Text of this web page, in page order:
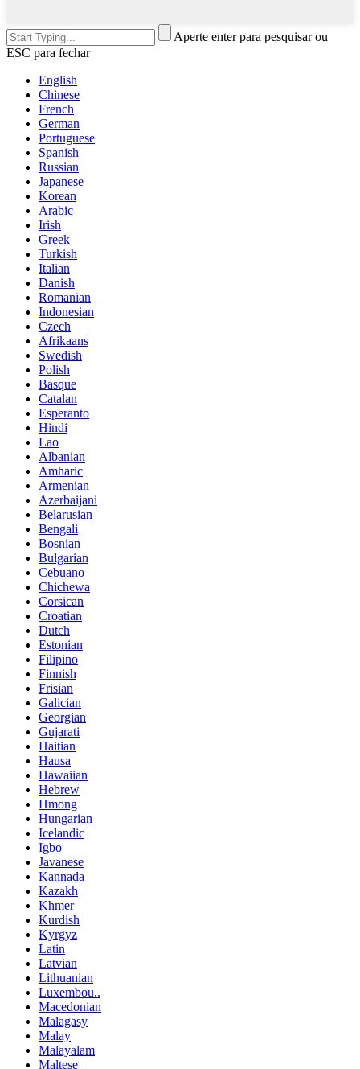
Aperte enter para pesquisar ou
ESC para fechar
English
Chinese
French
German
Portuguese
Spanish
Russian
Japanese
Korean
Arabic
Irish
Greek
Turkish
Italian
Danish
Romanian
Indonesian
Czech
Afrikaans
Swedish
Polish
Basque
Catalan
Esperanto
Hindi
Lao
Albanian
Amharic
Armenian
Azerbaijani
Belarusian
Bengali
Bosnian
Bulgarian
Cebuano
Chichewa
Corsican
Croatian
Dutch
Estonian
Filipino
Finnish
Frisian
Galician
Georgian
Gujarati
Haitian
Hausa
Hawaiian
Hebrew
Hmong
Hungarian
Icelandic
Igbo
Javanese
Kannada
Kazakh
Khmer
Kurdish
Kyrgyz
Latin
Latvian
Lithuanian
Luxembou..
Macedonian
Malagasy
Malay
Malayalam
Maltese